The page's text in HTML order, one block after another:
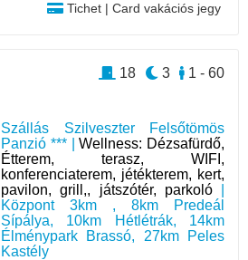
Tichet | Card vakációs jegy
Szállás Szilveszter Felsőtömös
Panzió *** |Wellness: Dézsafürdő,
Étterem, terasz, WIFI,
konferenciaterem, jétékterem, kert,
pavilon, grill,, játszótér, parkoló|
Központ 3km , 8km Predeál
Sípálya, 10km Hétlétrák, 14km
Élménypark Brassó, 27km Peles
Kastély
1 - 60
3
18